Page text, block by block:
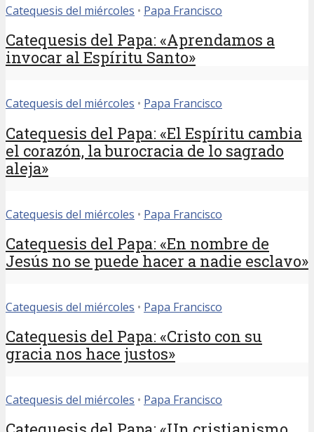
Catequesis del miércoles • Papa Francisco
Catequesis del Papa: «Aprendamos a
invocar al Espíritu Santo»
Catequesis del miércoles • Papa Francisco
Catequesis del Papa: «El Espíritu cambia
el corazón, la burocracia de lo sagrado
aleja»
Catequesis del miércoles • Papa Francisco
Catequesis del Papa: «En nombre de
Jesús no se puede hacer a nadie esclavo»
Catequesis del miércoles • Papa Francisco
Catequesis del Papa: «Cristo con su
gracia nos hace justos»
Catequesis del miércoles • Papa Francisco